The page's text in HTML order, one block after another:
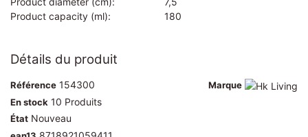
Product capacity (ml):
180
Détails du produit
Marque
Référence 154300
En stock 10 Produits
État Nouveau